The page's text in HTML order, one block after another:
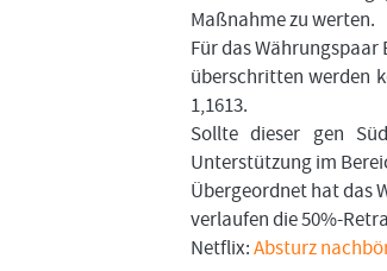
Maßnahme zu werten.
Für das
überschritten werden
1,1613.
Sollte dieser gen
Unterstützung im
Übergeordnet hat das
verlaufen die 50%-
Netflix:Absturz